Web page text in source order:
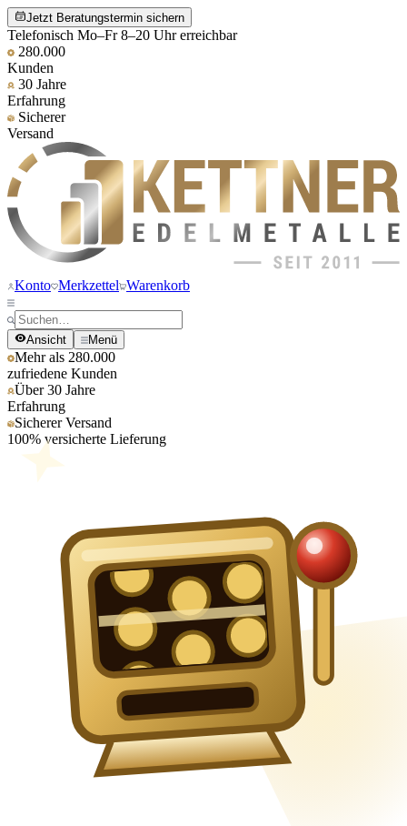
Jetzt Beratungstermin sichern
Telefonisch Mo–Fr 8–20 Uhr erreichbar
280.000
Kunden
30 Jahre
Erfahrung
Sicherer
Versand
Konto Merkzettel Warenkorb
Ansicht Menü
Mehr als 280.000
zufriedene Kunden
Über 30 Jahre
Erfahrung
Sicherer Versand
100% versicherte Lieferung